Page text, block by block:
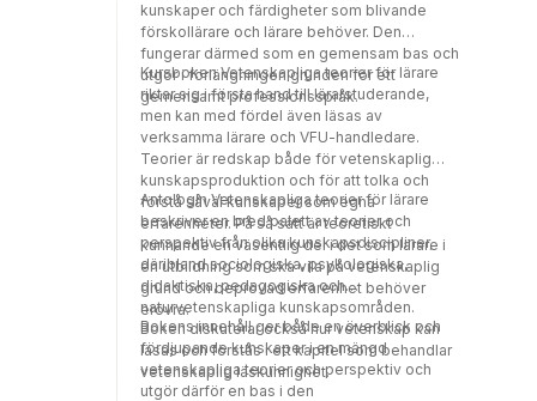
kunskaper och färdigheter som blivande
förskollärare och lärare behöver. Den
fungerar därmed som en gemensam bas och
utgör i förlängningen grunden för ett
gemensamt professionsspråk.
Kursboken Vetenskapliga teorier för lärare
riktar sig i första hand till lärarstuderande,
men kan med fördel även läsas av
verksamma lärare och VFU-handledare.
Teorier är redskap både för vetenskaplig
kunskapsproduktion och för att tolka och
förstå såväl kunskaper som egna
erfarenheter. På så sätt är teoretiskt
kunnande en väsentlig del i det som lärare i
en utbildning som ska vila på vetenskaplig
grund och beprövad erfarenhet behöver
erövra.
Antologin Vetenskapliga teorier för lärare
beskriver en bred palett av teorier och
perspektiv från olika kunskapsdiscipliner,
däribland sociologiska, psykologiska,
didaktiska, pedagogiska och
naturvetenskapliga kunskapsområden.
Boken diskuterar också hur vetenskap kan
läsas och förstås i ett kapitel som behandlar
vetenskaplig läskunnighet.
Bokens innehåll ger både en överblick och
fördjupande kunskaper i en mängd
vetenskapliga teorier och perspektiv och
utgör därför en bas i den